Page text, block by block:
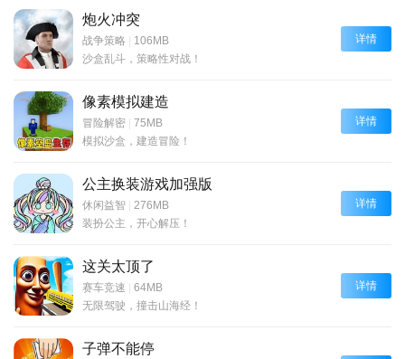
炮火冲突
战争策略 | 106MB
沙盒乱斗，策略性对战！
详情
像素模拟建造
冒险解密 | 75MB
模拟沙盒，建造冒险！
详情
公主换装游戏加强版
休闲益智 | 276MB
装扮公主，开心解压！
详情
这关太顶了
赛车竞速 | 64MB
无限驾驶，撞击山海经！
详情
子弹不能停